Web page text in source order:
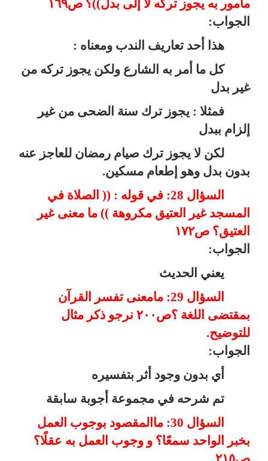
مأمور به يجوز تركه لا إلى بدل))؟ ص١٦٩
الجواب:
هذا أحد تعاريف الندب ومعناه :
كل ما أمر به الشارع ولكن يجوز تركه من
غير بدل
فمثلا : يجوز ترك سنة الضحى من غير
إلزام ببدل
لكن لا يجوز ترك صيام رمضان للعاجز عنه
بدون بدل وهو إطعام مسكين.
السؤال 28: في قوله : (( الصلاة في
المسجد غير العتيق مكروهة )) ما معنى غير
العتيق؟ ص١٧٢
الجواب:
يعني الحديث
السؤال 29: مامعنى تفسر القرآن
بمقتضى اللغة ؟ص٢٠٠ نرجو ذكر مثال
للتوضيح.
الجواب:
أي بدون وجود أثر بتفسيره
تم شرحه في مجموعة أجوبة سابقة
السؤال 30: ماالمقصود بوجوب العمل
بخبر الواحد سمعًا؟ و وجوب العمل به عقلًا؟